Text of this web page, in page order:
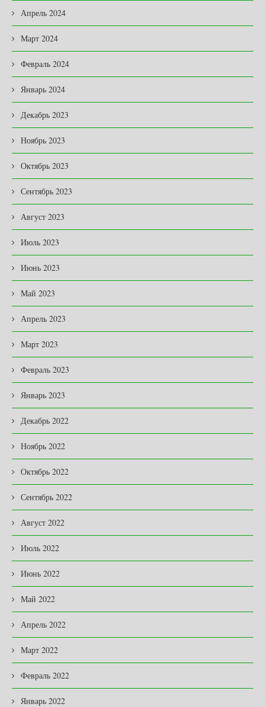
Апрель 2024
Март 2024
Февраль 2024
Январь 2024
Декабрь 2023
Ноябрь 2023
Октябрь 2023
Сентябрь 2023
Август 2023
Июль 2023
Июнь 2023
Май 2023
Апрель 2023
Март 2023
Февраль 2023
Январь 2023
Декабрь 2022
Ноябрь 2022
Октябрь 2022
Сентябрь 2022
Август 2022
Июль 2022
Июнь 2022
Май 2022
Апрель 2022
Март 2022
Февраль 2022
Январь 2022